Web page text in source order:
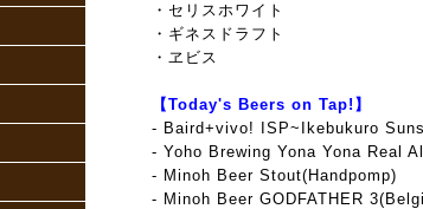
・セリスホワイト
・ギネスドラフト
・ヱビス
【Today's Beers on Tap!】
- Baird+vivo! ISP~Ikebukuro
- Yoho Brewing Yona Yona Real
- Minoh Beer Stout(Handpomp)
- Minoh Beer GODFATHER